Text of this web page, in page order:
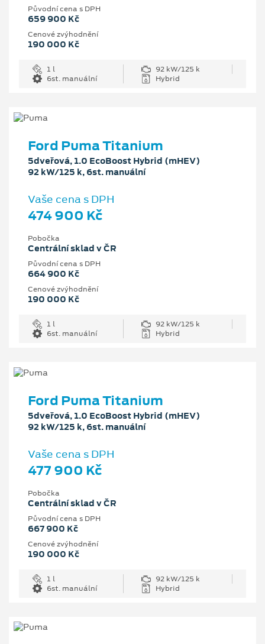
Původní cena s DPH
659 900 Kč
Cenové zvýhodnění
190 000 Kč
1 l
92 kW/125 k
6st. manuální
Hybrid
Ford Puma Titanium
5dveřová, 1.0 EcoBoost Hybrid (mHEV)
92 kW/125 k, 6st. manuální
Vaše cena s DPH
474 900 Kč
Pobočka
Centrální sklad v ČR
Původní cena s DPH
664 900 Kč
Cenové zvýhodnění
190 000 Kč
1 l
92 kW/125 k
6st. manuální
Hybrid
Ford Puma Titanium
5dveřová, 1.0 EcoBoost Hybrid (mHEV)
92 kW/125 k, 6st. manuální
Vaše cena s DPH
477 900 Kč
Pobočka
Centrální sklad v ČR
Původní cena s DPH
667 900 Kč
Cenové zvýhodnění
190 000 Kč
1 l
92 kW/125 k
6st. manuální
Hybrid